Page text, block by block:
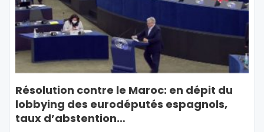
Résolution contre le Maroc: en dépit du
lobbying des eurodéputés espagnols,
taux d’abstention…